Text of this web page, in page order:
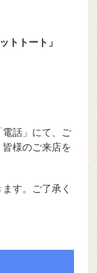
トトート」
話」にて、ご
様のご来店を
す。ご了承く